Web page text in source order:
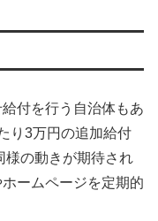
付を行う自治体もあ
り3万円の追加給付
様の動きが期待され
ームページを定期的